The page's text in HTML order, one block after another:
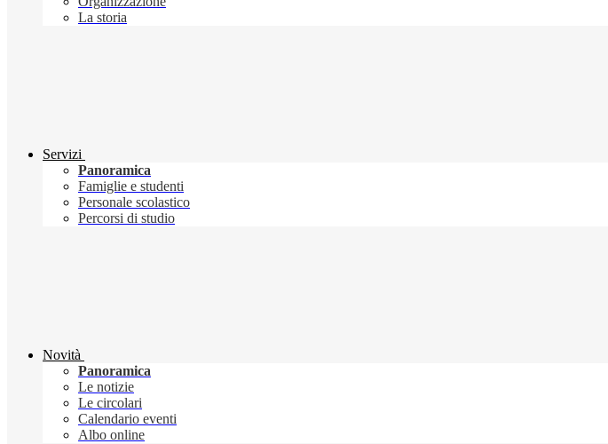
La storia
Servizi
Panoramica
Famiglie e studenti
Personale scolastico
Percorsi di studio
Novità
Panoramica
Le notizie
Le circolari
Calendario eventi
Albo online